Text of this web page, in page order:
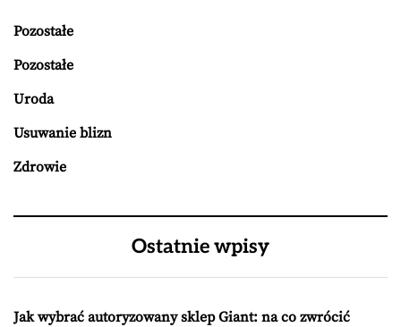
Pozostałe
Pozostałe
Uroda
Usuwanie blizn
Zdrowie
Ostatnie wpisy
Jak wybrać autoryzowany sklep Giant: na co zwrócić